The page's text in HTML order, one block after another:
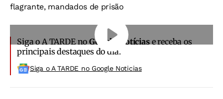
flagrante, mandados de prisão
Siga o A TARDE noGoogle Notíciase receba os
principais destaques do dia.
Siga o A TARDE no Google Noticias